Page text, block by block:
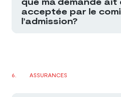
acceptée par le
l’admission?
ASSURANCES